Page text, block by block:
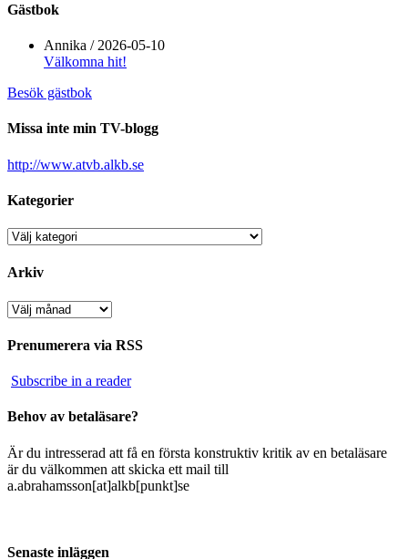
Gästbok
Annika / 2026-05-10
Välkomna hit!
Besök gästbok
Missa inte min TV-blogg
http://www.atvb.alkb.se
Kategorier
Kategorier
Arkiv
Arkiv
Prenumerera via RSS
Subscribe in a reader
Behov av betaläsare?
Är du intresserad att få en första konstruktiv kritik av en betaläsare
är du välkommen att skicka ett mail till
a.abrahamsson[at]alkb[punkt]se
Senaste inläggen